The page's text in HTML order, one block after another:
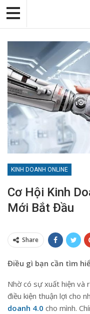
KINH DOANH ONLINE
Cơ Hội Kinh
Mới Bắt Đầu
Share
Điều gì bạn cần tìm
Nhờ có sự xuất hiện và
điều kiện thuận lợi cho
doanh 4.0 cho mình.